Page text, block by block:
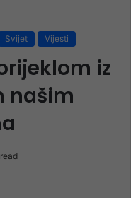
Svijet Vijesti
iz
našim